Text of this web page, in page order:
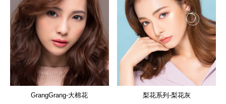
GrangGrang-大棉花 梨花系列-梨花灰